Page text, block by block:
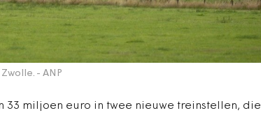
- ANP
33 miljoen euro in twee nieuwe treinstellen, die